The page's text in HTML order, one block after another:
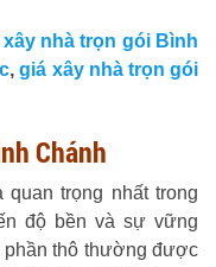
xây nhà trọn gói Bình
,giá xây nhà trọn gói
Chánh
trọng nhất trong
độ bền và sự vững
phần thô thường được